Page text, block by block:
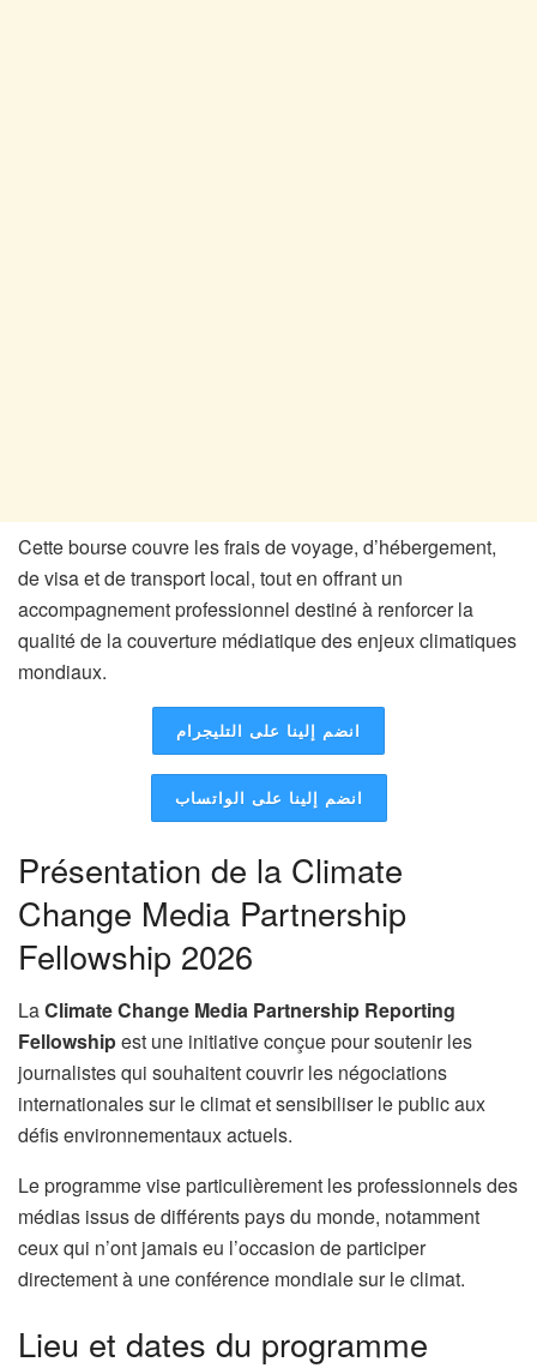
Cette bourse couvre les frais de voyage, d’hébergement,
de visa et de transport local, tout en offrant un
accompagnement professionnel destiné à renforcer la
qualité de la couverture médiatique des enjeux climatiques
mondiaux.
انضم إلينا على التليجرام
انضم إلينا على الواتساب
Présentation de la Climate
Change Media Partnership
Fellowship 2026
LaClimate Change Media Partnership Reporting
Fellowshipest une initiative conçue pour soutenir les
journalistes qui souhaitent couvrir les négociations
internationales sur le climat et sensibiliser le public aux
défis environnementaux actuels.
Le programme vise particulièrement les professionnels des
médias issus de différents pays du monde, notamment
ceux qui n’ont jamais eu l’occasion de participer
directement à une conférence mondiale sur le climat.
Lieu et dates du programme